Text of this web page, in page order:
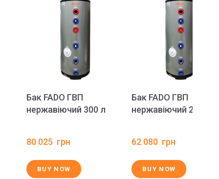
Бак FADO ГВП
нержавіючий 300 л
80 025  грн
BUY NOW
Бак FADO ГВП
нержавіючий 200 л
62 080  грн
BUY NOW